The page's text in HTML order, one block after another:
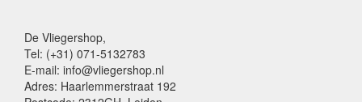
De Vliegershop,
Tel: (+31) 071-5132783
E-mail: info@vliegershop.nl
Adres: Haarlemmerstraat 192